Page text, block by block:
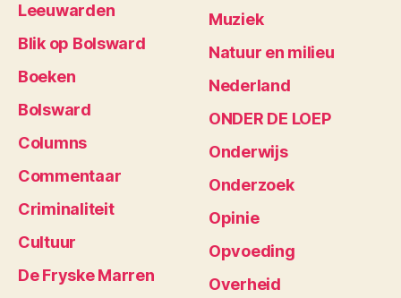
Leeuwarden
Blik op Bolsward
Boeken
Bolsward
Columns
Commentaar
Criminaliteit
Cultuur
De Fryske Marren
Muziek
Natuur en milieu
Nederland
ONDER DE LOEP
Onderwijs
Onderzoek
Opinie
Opvoeding
Overheid